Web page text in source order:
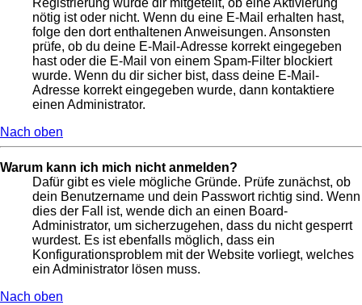
Registrierung wurde dir mitgeteilt, ob eine Aktivierung
nötig ist oder nicht. Wenn du eine E-Mail erhalten hast,
folge den dort enthaltenen Anweisungen. Ansonsten
prüfe, ob du deine E-Mail-Adresse korrekt eingegeben
hast oder die E-Mail von einem Spam-Filter blockiert
wurde. Wenn du dir sicher bist, dass deine E-Mail-
Adresse korrekt eingegeben wurde, dann kontaktiere
einen Administrator.
Nach oben
Warum kann ich mich nicht anmelden?
Dafür gibt es viele mögliche Gründe. Prüfe zunächst, ob
dein Benutzername und dein Passwort richtig sind. Wenn
dies der Fall ist, wende dich an einen Board-
Administrator, um sicherzugehen, dass du nicht gesperrt
wurdest. Es ist ebenfalls möglich, dass ein
Konfigurationsproblem mit der Website vorliegt, welches
ein Administrator lösen muss.
Nach oben